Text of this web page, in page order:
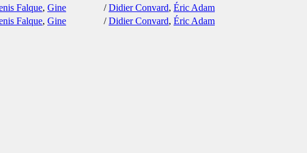
Falque, Gine / Didier Convard, Éric Adam
Falque, Gine / Didier Convard, Éric Adam